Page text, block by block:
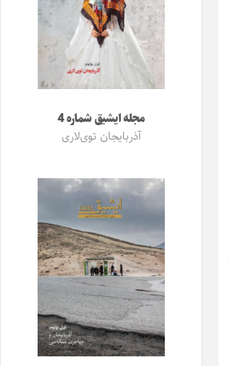
مجله ایشیق شماره 4
آذربایجان توی‌لاری